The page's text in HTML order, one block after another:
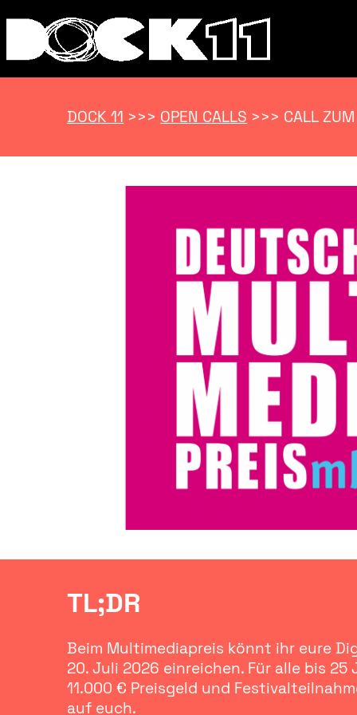
DOCK 11 >>> OPEN CALLS >>> CALL
TL;DR
Beim Multimediapreis könnt ihr eure
20. Juli 2026 einreichen. Für alle bis 25
11.000 € Preisgeld und
auf euch.